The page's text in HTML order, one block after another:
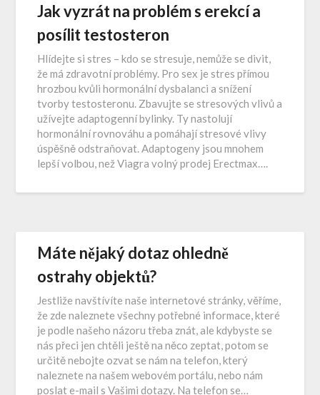
Jak vyzrát na problém s erekcí a
posílit testosteron
Hlídejte si stres – kdo se stresuje, nemůže se divit,
že má zdravotní problémy. Pro sex je stres přímou
hrozbou kvůli hormonální dysbalanci a snížení
tvorby testosteronu. Zbavujte se stresových vlivů a
užívejte adaptogenní bylinky. Ty nastolují
hormonální rovnováhu a pomáhají stresové vlivy
úspěšně odstraňovat. Adaptogeny jsou mnohem
lepší volbou, než Viagra volný prodej Erectmax….
Máte nějaký dotaz ohledně
ostrahy objektů?
Jestliže navštívíte naše internetové stránky, věříme,
že zde naleznete všechny potřebné informace, které
je podle našeho názoru třeba znát, ale kdybyste se
nás přeci jen chtěli ještě na něco zeptat, potom se
určitě nebojte ozvat se nám na telefon, který
naleznete na našem webovém portálu, nebo nám
poslat e-mail s Vašimi dotazy. Na telefon se…